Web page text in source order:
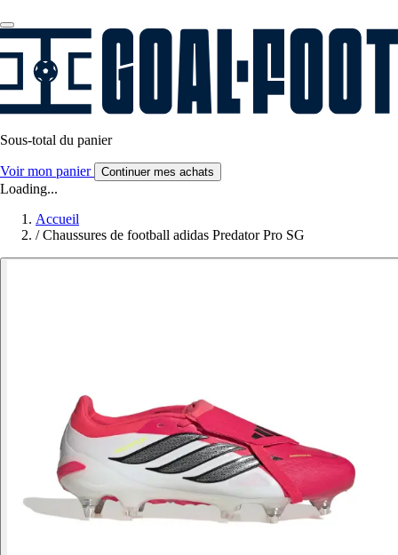
Sous-total du panier
Voir mon panier Continuer mes achats
Loading...
Accueil
/ Chaussures de football adidas Predator Pro SG